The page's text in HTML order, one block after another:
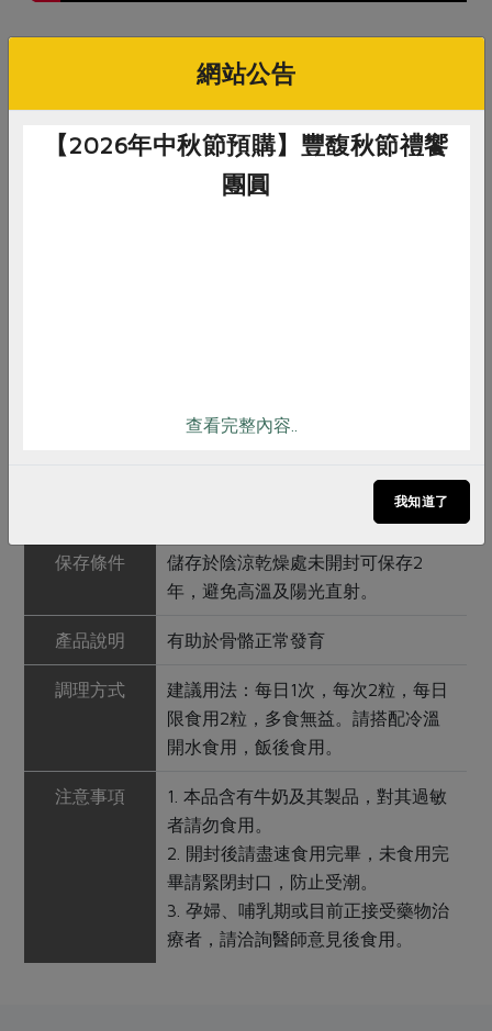
產品規格(*為合作社指定原料)
產品名稱 鈣鎂D膠囊
昱倫生物科技股份有限公司
水解物[含酪蛋白磷酸胜肽(CPP)]、啤
(含維生素K2；麥芽糊精、納豆菌發
保存條件
儲存於陰涼乾燥處未開封可保存2
年，避免高溫及陽光直射。
產品說明 有助於骨骼正常發育
調理方式
建議用法：每日1次，每次2粒，每日
限食用2粒，多食無益。請搭配冷溫
開水食用，飯後食用。
注意事項
1. 本品含有牛奶及其製品，對其過敏
者請勿食用。
2. 開封後請盡速食用完畢，未食用完
畢請緊閉封口，防止受潮。
3. 孕婦、哺乳期或目前正接受藥物治
療者，請洽詢醫師意見後食用。
網站公告
【2026年中秋節預購】豐馥秋節禮饗
團圓
查看完整內容..
我知道了